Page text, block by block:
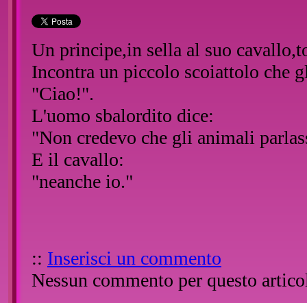
Un principe,in sella al suo
Incontra un piccolo scoiattolo che
"Ciao!".
L'uomo sbalordito dice:
"Non credevo che gli animali
E il cavallo:
"neanche io."
:: Inserisci un commento
Nessun commento per questo